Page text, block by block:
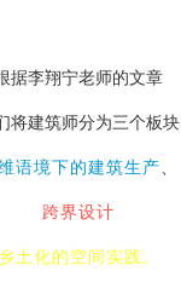
据李翔宁老师的文章
将建筑师分为三个板块
语境下的建筑生产
跨界设计
乡土化的空间实践。